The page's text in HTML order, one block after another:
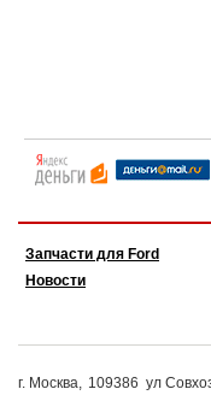
Запчасти для Ford
Новости
г. Москва, 109386 ул